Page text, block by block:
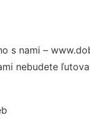
s nami –
nebudete